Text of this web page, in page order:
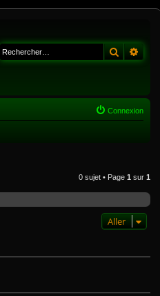
Rechercher
Connexion
0 sujet • Page 1 sur 1
Aller